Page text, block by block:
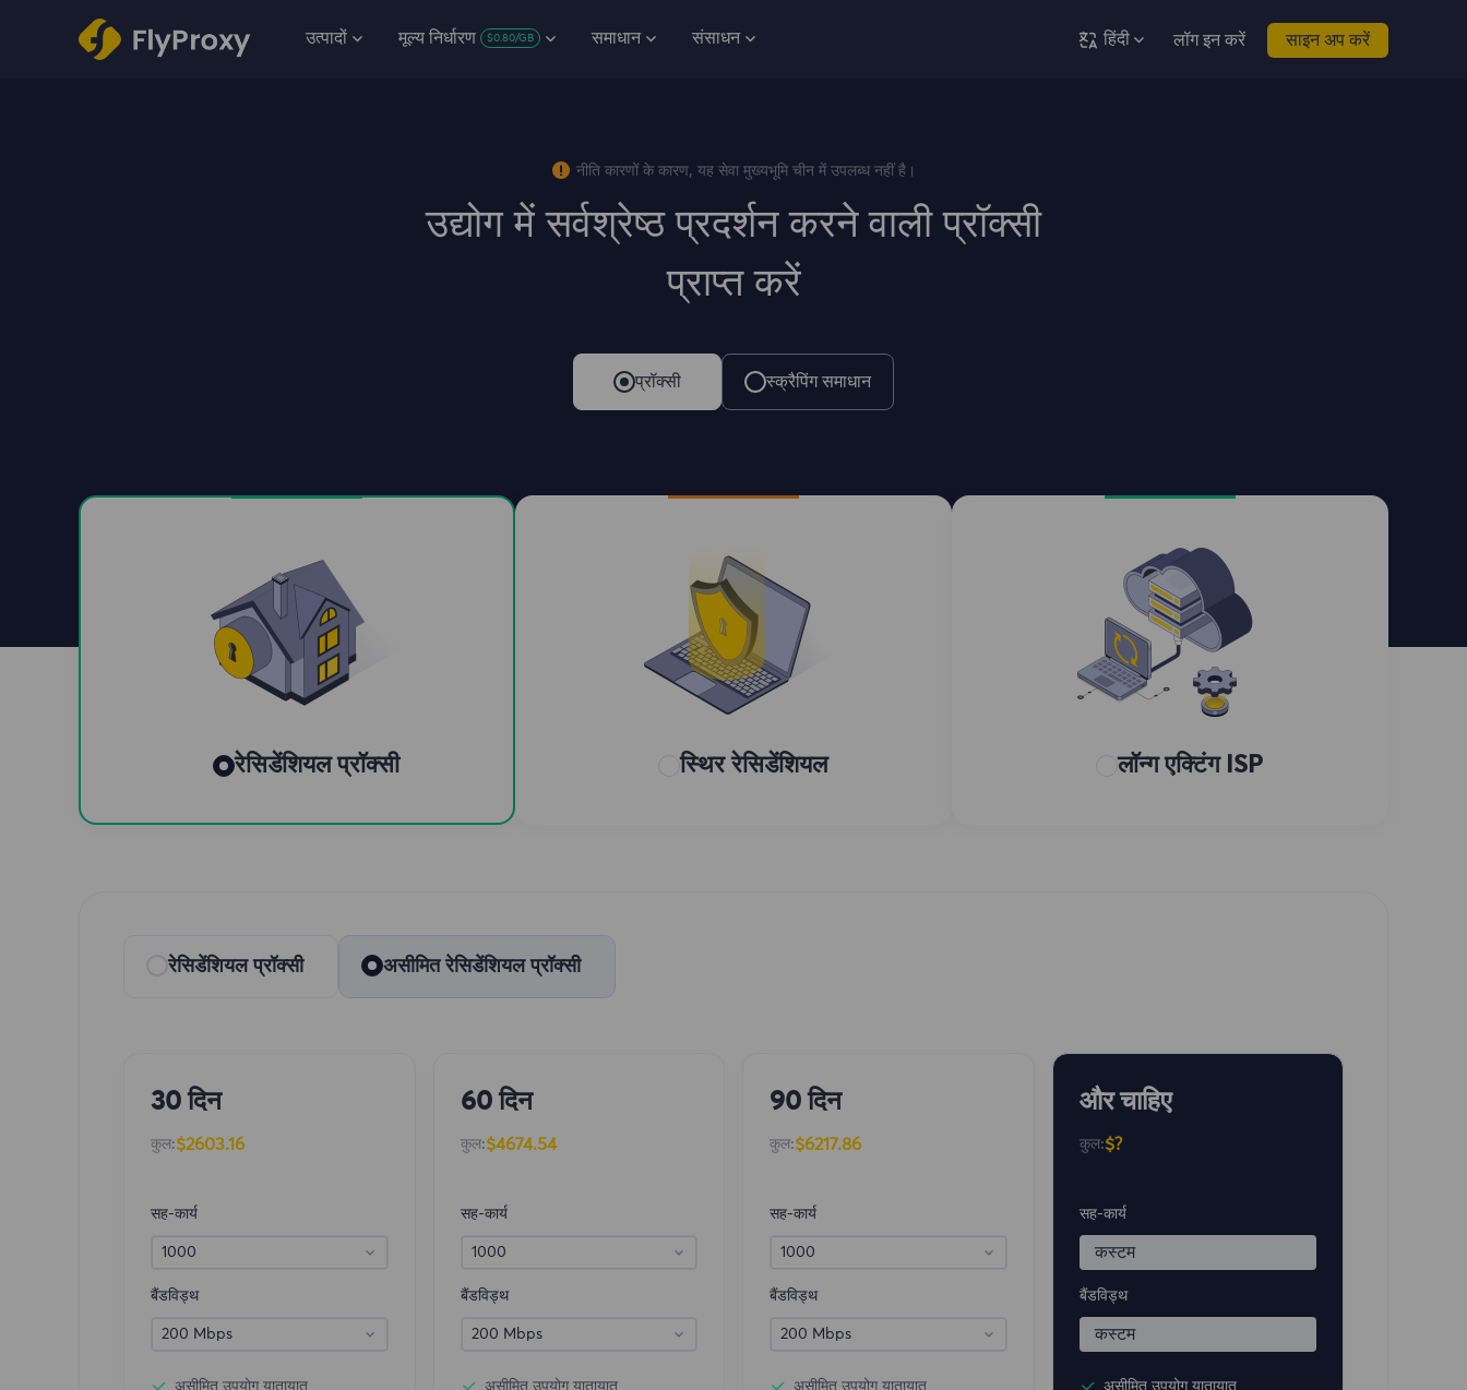
उत्पादों मूल्य निर्धारण $0.80/GB समाधान संसाधन हिंदी लॉग इन करें साइन अप करें
नीति कारणों के कारण, यह सेवा मुख्यभूमि चीन में उपलब्ध नहीं है।
उद्योग में सर्वश्रेष्ठ प्रदर्शन करने वाली प्रॉक्सी
प्राप्त करें
प्रॉक्सी स्क्रैपिंग समाधान
रेसिडेंशियल प्रॉक्सी स्थिर रेसिडेंशियल लॉन्ग एक्टिंग ISP
रेसिडेंशियल प्रॉक्सी असीमित रेसिडेंशियल प्रॉक्सी
30 दिन
कुल:$2603.16
सह-कार्य
1000
बैंडविड्थ
200 Mbps
असीमित उपयोग यातायात
60 दिन
कुल:$4674.54
सह-कार्य
1000
बैंडविड्थ
200 Mbps
असीमित उपयोग यातायात
90 दिन
कुल:$6217.86
सह-कार्य
1000
बैंडविड्थ
200 Mbps
असीमित उपयोग यातायात
और चाहिए
कुल:$?
सह-कार्य
कस्टम
बैंडविड्थ
कस्टम
असीमित उपयोग यातायात